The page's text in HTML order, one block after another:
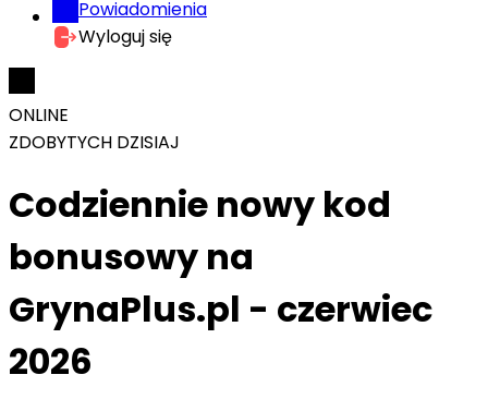
Powiadomienia
Wyloguj się
ONLINE
ZDOBYTYCH DZISIAJ
Codziennie nowy kod
bonusowy na
GrynaPlus.pl - czerwiec
2026